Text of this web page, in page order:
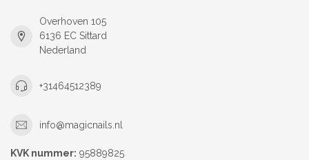
Overhoven 105
6136 EC Sittard
Nederland
+31464512389
info@magicnails.nl
KVK nummer: 95889825